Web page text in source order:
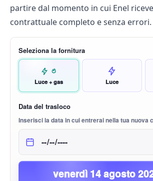
partire dal momento in cui Enel
contrattuale completo e senza errori.
Seleziona la fornitura
Luce + gas Luce
Data del trasloco
Inserisci la data in cui entrerai nella tua nuova
venerdì 14 agosto